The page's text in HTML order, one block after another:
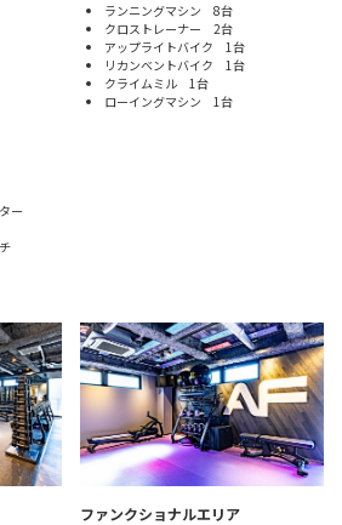
ー
ランニングマシン 8台
クロストレーナー 2台
アップライトバイク 1台
リカンベントバイク 1台
クライムミル 1台
ローイングマシン 1台
ファンクショナルエリア